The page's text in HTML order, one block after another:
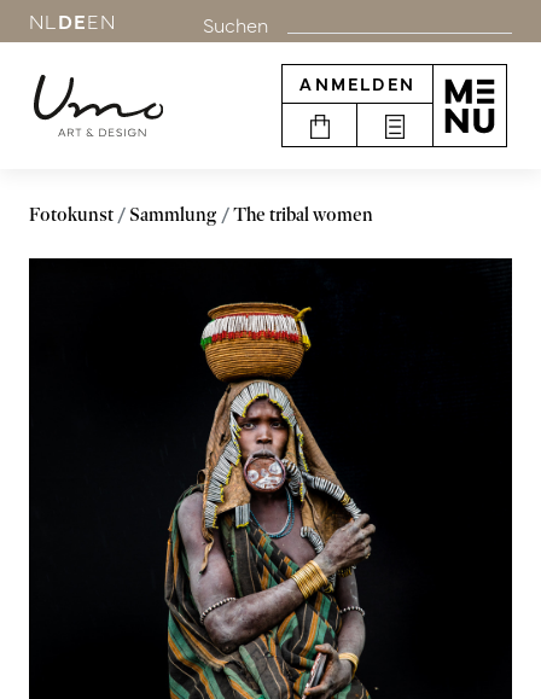
NL DEEN Suchen
ANMELDEN
Fotokunst Sammlung The tribal women